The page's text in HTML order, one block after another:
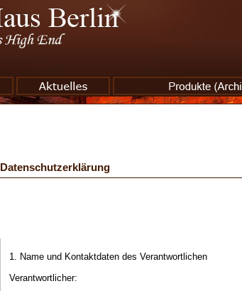
Datenschutzerklärung
1. Name und Kontaktdaten des Verantwortlichen
Verantwortlicher: